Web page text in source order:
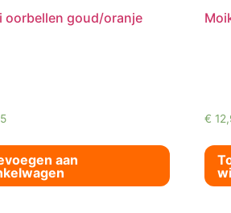
oorbellen goud/oranje
aan
€